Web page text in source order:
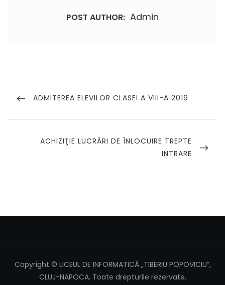
POST AUTHOR: Admin
în
PREVIOUS
ADMITEREA ELEVILOR CLASEI A VIII-A 2019
NEXT
ACHIZIŢIE LUCRĂRI DE ÎNLOCUIRE TREPTE
INTRARE
Copyright © LICEUL DE INFORMATICĂ „TIBERIU POPOVICIU”,
CLUJ-NAPOCA. Toate drepturile rezervate.